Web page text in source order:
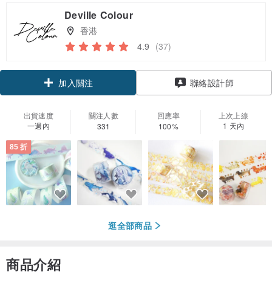
Deville Colour
香港
4.9 (37)
聯絡設計師
出貨速度
一週內
關注人數
331
回應率
100%
上次上線
1 天內
85 折
逛全部商品
商品介紹